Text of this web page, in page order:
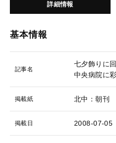
詳細情報
基本情報
記事名
七夕飾りに
中央病院に
掲載紙 北中：朝刊
掲載日 2008-07-05